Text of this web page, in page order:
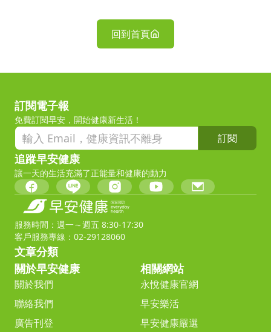
回到首頁
訂閱電子報
免費訂閱早安，開始健康新生活！
訂閱
追蹤早安健康
讓一天的生活充滿了正能量和健康的動力
服務時間：週一～週五 8:30-17:30
客戶服務專線：02-29128060
文章分類
關於早安健康
關於我們
聯絡我們
廣告刊登
相關網站
永悅健康官網
早安樂活
早安健康嚴選